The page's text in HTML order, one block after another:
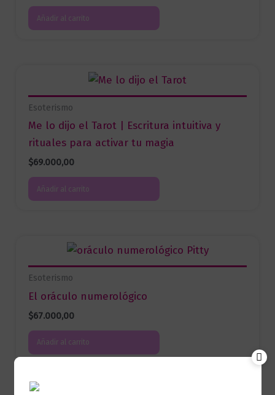
Añadir al carrito
Esoterismo
Me lo dijo el Tarot | Escritura intuitiva y
rituales para activar tu magia
$69.000,00
Añadir al carrito
Esoterismo
El oráculo numerológico
$67.000,00
Añadir al carrito